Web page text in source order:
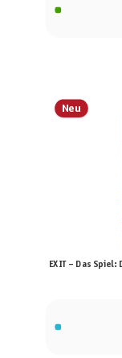
Neu
EXIT – Das